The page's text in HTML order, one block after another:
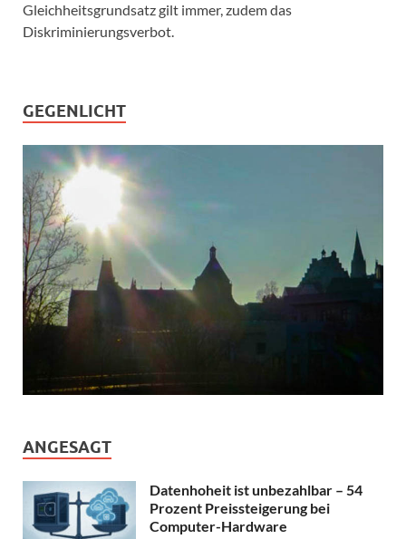
Gleichheitsgrundsatz gilt immer, zudem das
Diskriminierungsverbot.
GEGENLICHT
ANGESAGT
Datenhoheit ist unbezahlbar – 54
Prozent Preissteigerung bei
Computer-Hardware